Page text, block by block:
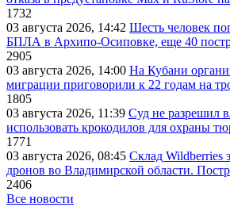
1732
03 августа 2026, 14:42 Шесть человек
БПЛА в Архипо-Осиповке, еще 40
2905
03 августа 2026, 14:00 На Кубани
миграции приговорили к 22 годам на
1805
03 августа 2026, 11:39 Суд не разрешил
использовать крокодилов для охраны
1771
03 августа 2026, 08:45 Склад Wildberries
дронов во Владимирской области.
2406
Все новости